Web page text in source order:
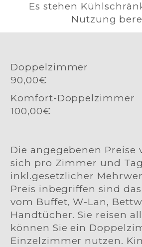
Es stehen
Nutzung
90,00€
Komfort-
100,00€
Die angegebenen Preise
sich pro Zimmer und
inkl.gesetzlicher
Preis inbegriffen sind
vom Buffet, W-Lan,
Handtücher. Sie reisen
können Sie ein
Einzelzimmer nutzen.